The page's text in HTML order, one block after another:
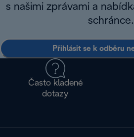
s našimi zprávami a
schránce.
Přihlásit se k odběru
Často kladené
dotazy